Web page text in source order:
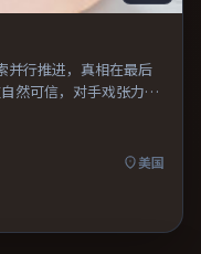
并行推进，真相在最后
然可信，对手戏张力贯
迷。
美国